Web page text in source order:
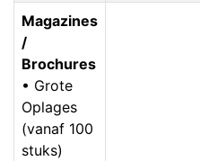
Magazines
/
Brochures
• Grote
Oplages
(vanaf 100
stuks)